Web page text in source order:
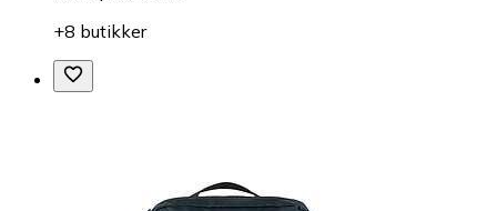
+8 butikker